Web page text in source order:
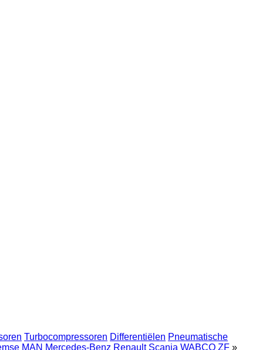
Turbocompressoren Differentiëlen Pneumatische
MAN Mercedes-Benz Renault Scania WABCO ZF »